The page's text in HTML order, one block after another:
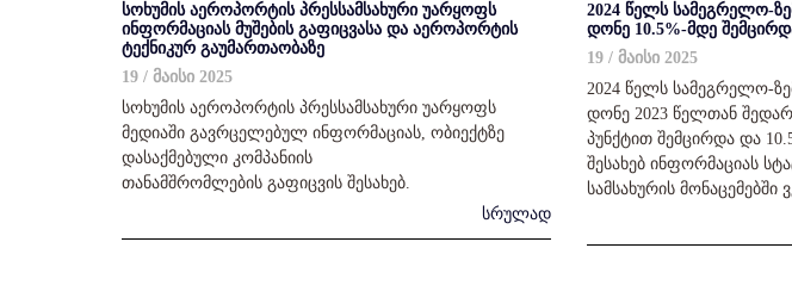
სოხუმის აეროპორტის პრესსამსახური უარყოფს
ინფორმაციას მუშების გაფიცვასა და აეროპორტის
ტექნიკურ გაუმართაობაზე
19 / მაისი 2025
სოხუმის აეროპორტის პრესსამსახური უარყოფს
მედიაში გავრცელებულ ინფორმაციას, ობიექტზე
დასაქმებული კომპანიის
თანამშრომლების გაფიცვის შესახებ.
სრულად
2024 წელს სამეგრელო-
დონე 10.5%-მდე
19 / მაისი 2025
2024 წელს სამეგრელო-
დონე 2023 წელთან
პუნქტით შემცირდა და
შესახებ ინფორმაციას
სამსახურის